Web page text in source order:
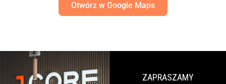
Otwórz w Google Maps
ZAPRASZAMY